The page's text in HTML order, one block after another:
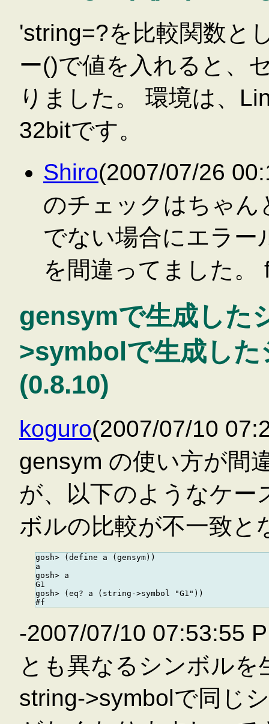
'string=?を比較関数と
ー()で値を入れると、
りました。 環境は、
32bitです。
Shiro(2007/07/26
のチェックはちゃ
でない場合にエラー
を間違ってました。
gensymで生成した
>symbolで生成した
(0.8.10)
koguro(2007/07/10
gensym の使い方が間
が、以下のようなケー
ボルの比較が不一致と
gosh> (define a (gensym))
a
gosh> a
G1
gosh> (eq? a (string->symbol "G1"))
-2007/07/10 07:53:55
とも異なるシンボル
string->symbolで同じ